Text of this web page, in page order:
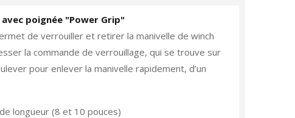
avec poignée "Power Grip"
de verrouiller et retirer la manivelle de winch
la commande de verrouillage, qui se trouve sur
pour enlever la manivelle rapidement, d’un
longueur (8 et 10 pouces)